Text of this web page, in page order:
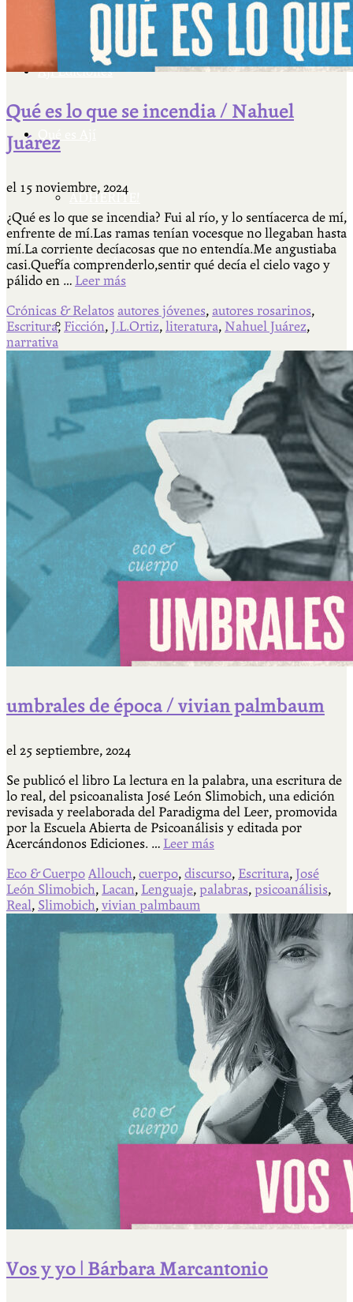
Más
Ají Ediciones
ADHERITE!
Qué es Ají
Staff
Qué es lo que se incendia / Nahuel
Juárez
el 15 noviembre, 2024
¿Qué es lo que se incendia? Fui al río, y lo sentíacerca de mí,
enfrente de mí.Las ramas tenían vocesque no llegaban hasta
mí.La corriente decíacosas que no entendía.Me angustiaba
casi.Quería comprenderlo,sentir qué decía el cielo vago y
pálido en … Leer más
Crónicas & Relatos autores jóvenes, autores rosarinos,
Escritura, Ficción, J.L.Ortiz, literatura, Nahuel Juárez,
narrativa
umbrales de época / vivian palmbaum
el 25 septiembre, 2024
Se publicó el libro La lectura en la palabra, una escritura de
lo real, del psicoanalista José León Slimobich, una edición
revisada y reelaborada del Paradigma del Leer, promovida
por la Escuela Abierta de Psicoanálisis y editada por
Acercándonos Ediciones. … Leer más
Eco & Cuerpo Allouch, cuerpo, discurso, Escritura, José
León Slimobich, Lacan, Lenguaje, palabras, psicoanálisis,
Real, Slimobich, vivian palmbaum
Vos y yo | Bárbara Marcantonio